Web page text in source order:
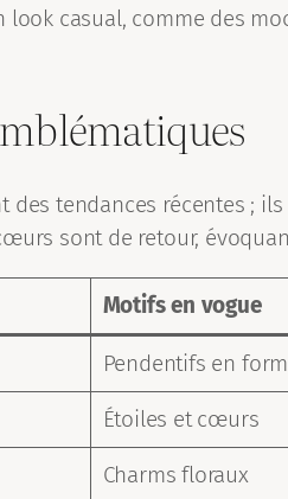
casual, comme des
des tendances récentes ;
sont de retour,
Motifs en vogue
Pendentifs en
Étoiles et cœurs
Charms floraux